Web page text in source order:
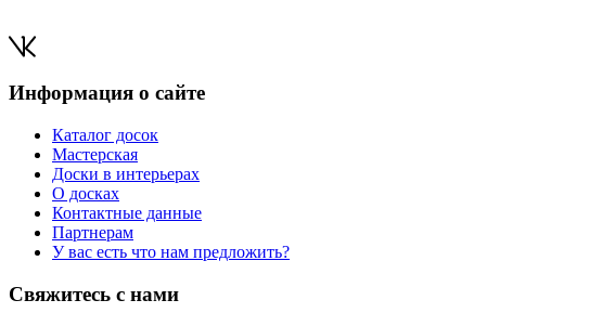
Информация о сайте
Каталог досок
Мастерская
Доски в интерьерах
О досках
Контактные данные
Партнерам
У вас есть что нам предложить?
Свяжитесь с нами